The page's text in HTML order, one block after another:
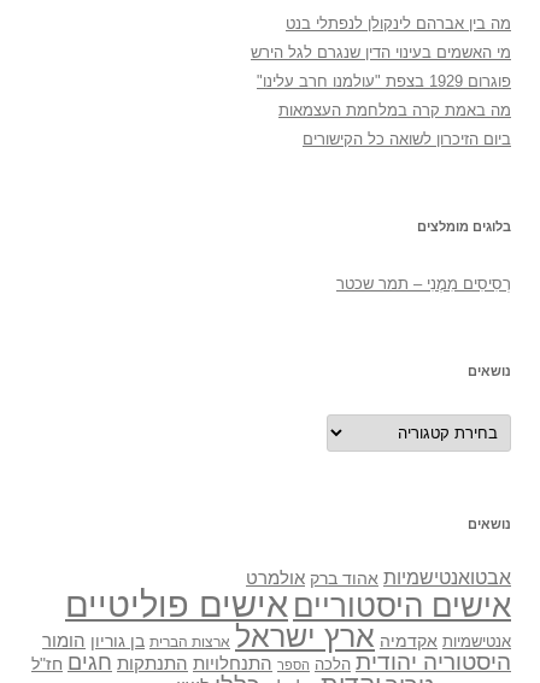
מה בין אברהם לינקולן לנפתלי בנט
מי האשמים בעינוי הדין שנגרם לגל הירש
פוגרום 1929 בצפת "עולמנו חרב עלינו"
מה באמת קרה במלחמת העצמאות
ביום הזיכרון לשואה כל הקישורים
בלוגים מומלצים
רְסִיסִים מִמֶנִי – תמר שכטר
נושאים
נושאים
נושאים
אבטואנטישמיות אהוד ברק אולמרט
אישים היסטוריים אישים פוליטיים
אנטישמיות אקדמיה ארץ ישראל ארצות הברית בן גוריון הומור
היסטוריה יהודית הלכה הספר התנחלויות התנתקות חגים חז"ל